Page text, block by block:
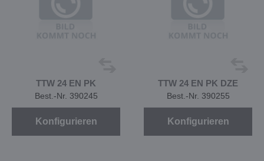
TTW 24 EN PK
Best.-Nr. 390245
Konfigurieren
TTW 24 EN PK DZE
Best.-Nr. 390255
Konfigurieren